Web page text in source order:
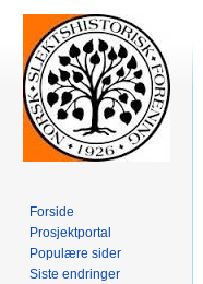
Forside
Prosjektportal
Populære sider
Siste endringer